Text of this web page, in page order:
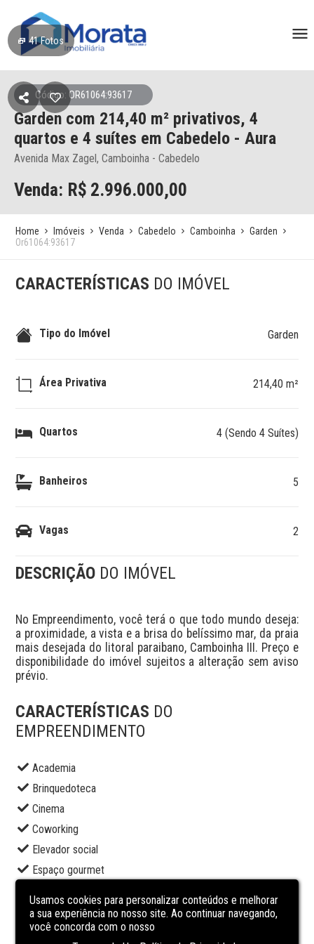
41Fotos
Código: OR61064:93617
Garden com 214,40 m² privativos, 4
quartos e 4 suítes em Cabedelo - Aura
Avenida Max Zagel, Camboinha - Cabedelo
Venda: R$ 2.996.000,00
Home Imóveis Venda Cabedelo Camboinha
Garden
Or61064:93617
CARACTERÍSTICAS DO IMÓVEL
Tipo do Imóvel Garden
Área Privativa 214,40 m²
Quartos 4 (Sendo 4 Suítes)
Banheiros 5
Vagas 2
DESCRIÇÃO DO IMÓVEL
No Empreendimento, você terá o que todo mundo deseja:
a proximidade, a vista e a brisa do belíssimo mar, da praia
mais desejada do litoral paraibano, Camboinha III. Preço e
disponibilidade do imóvel sujeitos a alteração sem aviso
prévio.
CARACTERÍSTICAS DO
EMPREENDIMENTO
Academia
Brinquedoteca
Cinema
Coworking
Elevador social
Espaço gourmet
Piscina adulto
Portaria
Usamos cookies para personalizar conteúdos e melhorar
a sua experiência no nosso site. Ao continuar navegando,
você concorda com o nosso